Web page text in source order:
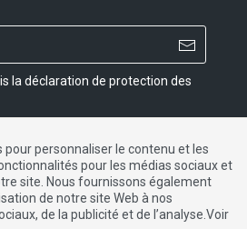
la déclaration de protection des
des données|Contact
pour personnaliser le contenu et les
pour les médias sociaux et
site. Nous fournissons également
de notre site Web à nos
de la publicité et de l’analyse.Voir